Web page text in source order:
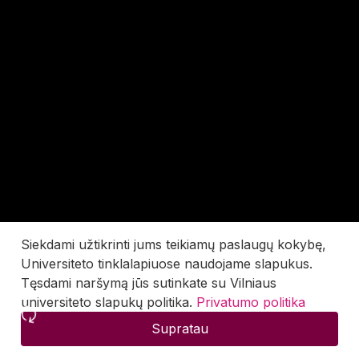
Siekdami užtikrinti jums teikiamų paslaugų kokybę,
Universiteto tinklalapiuose naudojame slapukus.
Tęsdami naršymą jūs sutinkate su Vilniaus
universiteto slapukų politika. Privatumo politika
Supratau